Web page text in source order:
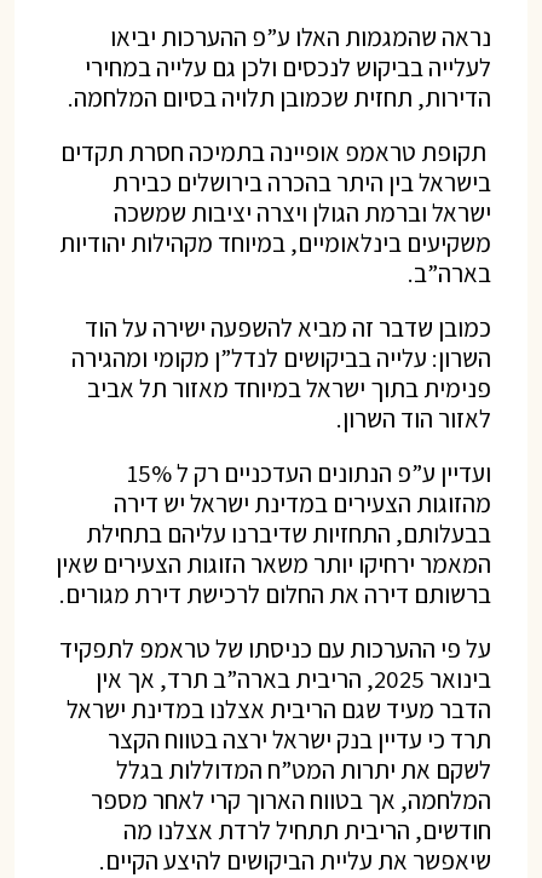
נראה שהמגמות האלו ע”פ ההערכות יביאו
לעלייה בביקוש לנכסים ולכן גם עלייה במחירי
הדירות, תחזית שכמובן תלויה בסיום המלחמה.
תקופת טראמפ אופיינה בתמיכה חסרת תקדים
בישראל בין היתר בהכרה בירושלים כבירת
ישראל וברמת הגולן ויצרה יציבות שמשכה
משקיעים בינלאומיים, במיוחד מקהילות יהודיות
בארה”ב.
כמובן שדבר זה מביא להשפעה ישירה על הוד
השרון: עלייה בביקושים לנדל”ן מקומי ומהגירה
פנימית בתוך ישראל במיוחד מאזור תל אביב
לאזור הוד השרון.
ועדיין ע”פ הנתונים העדכניים רק ל 15%
מהזוגות הצעירים במדינת ישראל יש דירה
בבעלותם, התחזיות שדיברנו עליהם בתחילת
המאמר ירחיקו יותר משאר הזוגות הצעירים שאין
ברשותם דירה את החלום לרכישת דירת מגורים.
על פי ההערכות עם כניסתו של טראמפ לתפקיד
בינואר 2025, הריבית בארה”ב תרד, אך אין
הדבר מעיד שגם הריבית אצלנו במדינת ישראל
תרד כי עדיין בנק ישראל ירצה בטווח הקצר
לשקם את יתרות המט”ח המדוללות בגלל
המלחמה, אך בטווח הארוך קרי לאחר מספר
חודשים, הריבית תתחיל לרדת אצלנו מה
שיאפשר את עליית הביקושים להיצע הקיים.